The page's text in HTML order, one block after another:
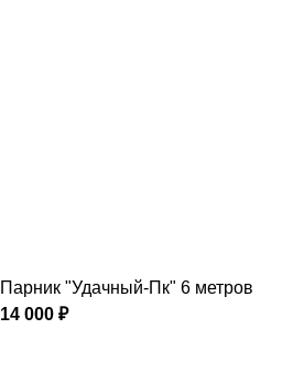
Парник "Удачный-Пк" 6 метров
14 000 ₽